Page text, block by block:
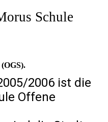
Schule
2006 ist die
Offene